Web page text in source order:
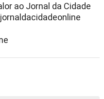
ao Jornal da Cidade